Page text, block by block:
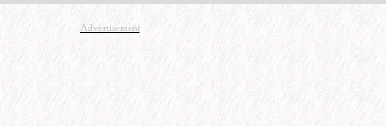
Advertisement